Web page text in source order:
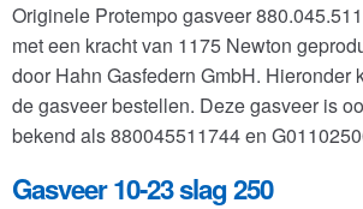
Klantenservice
FAQ
Originele Protempo gasveer
met een kracht van 1175 Newton
door Hahn Gasfedern GmbH. Hieronder
de gasveer bestellen. Deze gasveer is
bekend als 880045511744 en
Gasveer 10-23 slag 250